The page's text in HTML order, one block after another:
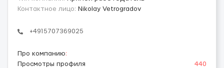
Контактное лицо: Nikolay Vetrogradov
+4915707369025
Про компанию:
Просмотры профиля
440